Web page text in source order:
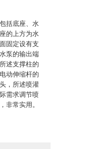
括底座、水
的上方为水
固定设有支
泵的输出端
述支撑柱的
动伸缩杆的
，所述喷灌
需求调节喷
非常实用。